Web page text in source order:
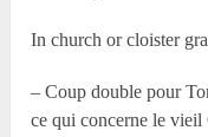
In church or cloister
– Coup double pour
ce qui concerne le